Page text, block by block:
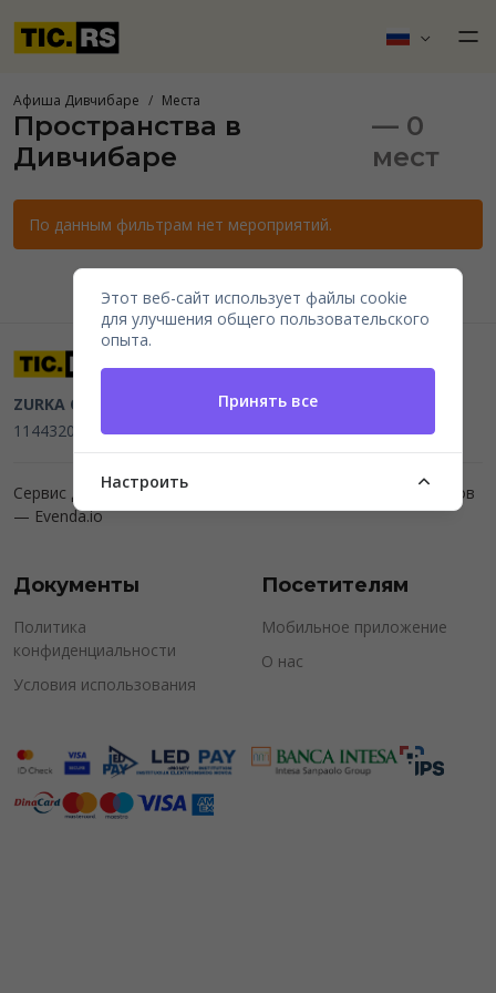
Афиша Дивчибаре Места
Пространства в
Дивчибаре
— 0
мест
По данным фильтрам нет мероприятий.
ZURKA CE BITI DOO Beograd, Kraljice Natalije 11
114432064, MB 22023195,mail@tic.rs, +381 63 173 3142
Сервис для организаторов мероприятий и продажи билетов
— Evenda.io
Документы
Политика
конфиденциальности
Условия использования
Посетителям
Мобильное приложение
О нас
Этот веб-сайт использует файлы cookie
для улучшения общего пользовательского
опыта.
Принять все
Настроить